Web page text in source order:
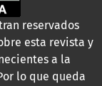
reservados
esta revista y
a la
lo que queda